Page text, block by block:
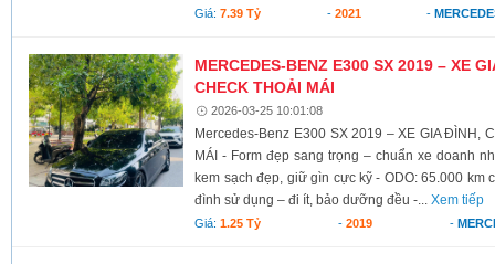
Giá:7.39 Tỷ - 2021 -
MERCEDES-BENZ E300 SX 2019 – XE
CHECK THOẢI MÁI
2026-03-25 10:01:08
Mercedes-Benz E300 SX 2019 – XE GIA ĐÌNH,
MÁI - Form đẹp sang trọng – chuẩn xe doanh
kem sạch đẹp, giữ gìn cực kỹ - ODO: 65.000 km
đình sử dụng – đi ít, bảo dưỡng đều -...Xem tiếp
Giá:1.25 Tỷ -2019 -